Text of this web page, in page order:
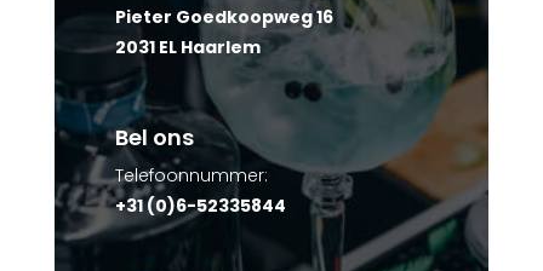
Pieter Goedkoopweg 16
2031 EL Haarlem
Bel ons
Telefoonnummer:
+31 (0)6-52335844